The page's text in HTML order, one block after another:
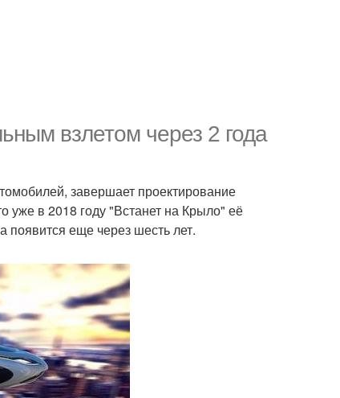
взлетом через 2 года
завершает проектирование
уже в 2018 году "Встанет на Крыло" её
еще через шесть лет.